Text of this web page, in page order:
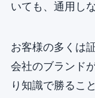
いても、通用し
お客様の多くは
会社のブランド
り知識で勝るこ